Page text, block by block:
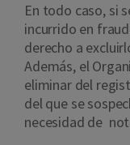
En todo caso, si
incurrido en
derecho a
Además, el
eliminar del
del que se
necesidad de